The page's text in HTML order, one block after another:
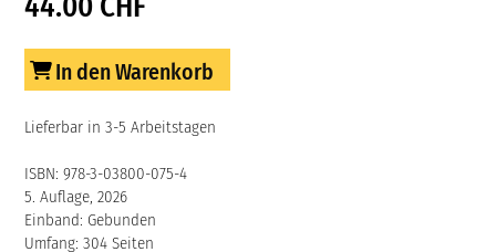
In den Warenkorb
Lieferbar in 3-5 Arbeitstagen
ISBN: 978-3-03800-075-4
5. Auflage, 2026
Einband: Gebunden
Umfang: 304 Seiten